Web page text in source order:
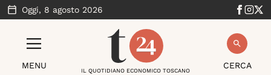
Oggi, 8 agosto 2026
MENU CERCA
IL QUOTIDIANO ECONOMICO TOSCANO